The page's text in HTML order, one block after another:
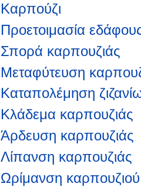
Καρπούζι
Προετοιμασία
Σπορά καρπουζιάς
Μεταφύτευση
Καταπολέμηση
Κλάδεμα καρπουζιάς
Άρδευση καρπουζιάς
Λίπανση καρπουζιάς
Ωρίμανση καρπουζιού